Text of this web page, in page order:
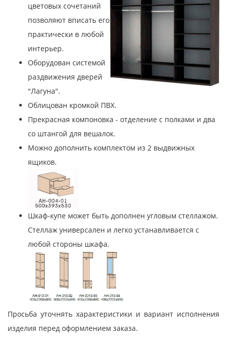
цветовых сочетаний
позволяют вписать его
практически в любой
интерьер.
Оборудован системой
раздвижения дверей
"Лагуна".
Облицован кромкой ПВХ.
Прекрасная компоновка - отделение с полками и два
со штангой для вешалок.
Можно дополнить комплектом из 2 выдвижных
ящиков.
Шкаф-купе может быть дополнен угловым стеллажом.
Стеллаж универсален и легко устанавливается с
любой стороны шкафа.
Просьба уточнять характеристики и вариант исполнения
изделия перед оформлением заказа.